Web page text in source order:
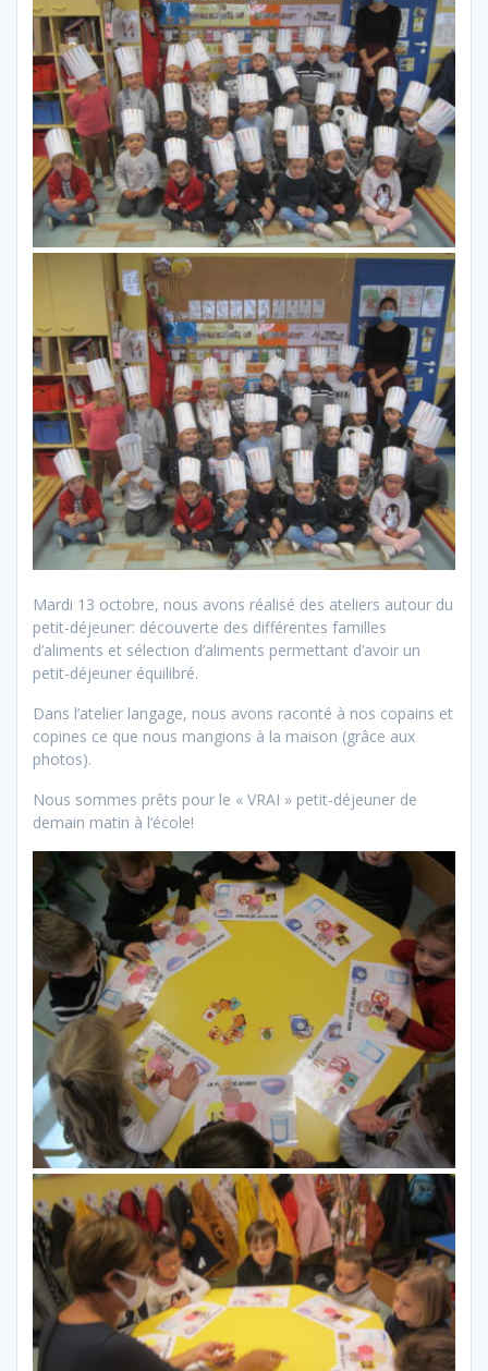
Mardi 13 octobre, nous avons réalisé des ateliers autour du
petit-déjeuner: découverte des différentes familles
d’aliments et sélection d’aliments permettant d’avoir un
petit-déjeuner équilibré.
Dans l’atelier langage, nous avons raconté à nos copains et
copines ce que nous mangions à la maison (grâce aux
photos).
Nous sommes prêts pour le « VRAI » petit-déjeuner de
demain matin à l’école!